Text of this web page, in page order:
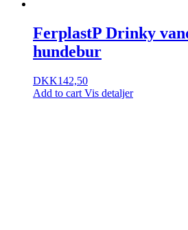
FerplastP Drinky
hundebur
DKK142,50
Add to cart Vis detaljer